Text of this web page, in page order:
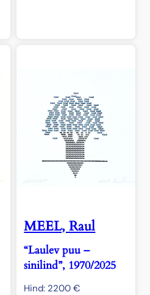
MEEL, Raul
“Laulev puu –
sinilind”, 1970/2025
Hind: 2200€